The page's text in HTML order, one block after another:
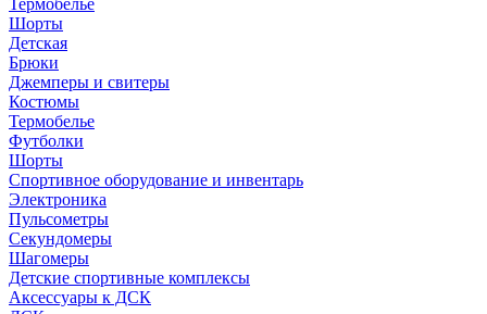
Термобелье
Шорты
Детская
Брюки
Джемперы и свитеры
Костюмы
Термобелье
Футболки
Шорты
Спортивное оборудование и инвентарь
Электроника
Пульсометры
Секундомеры
Шагомеры
Детские спортивные комплексы
Аксессуары к ДСК